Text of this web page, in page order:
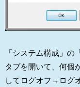
「システム構成」の
タブを開いて、何個
してログオフ→ログ